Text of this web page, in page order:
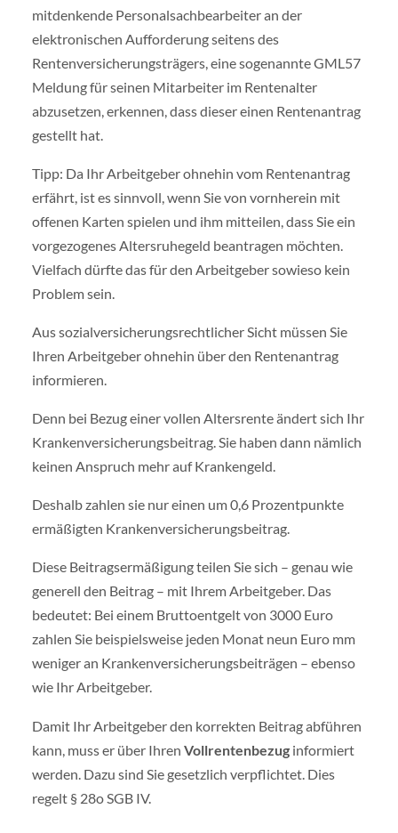
mitdenkende Personalsachbearbeiter an der
elektronischen Aufforderung seitens des
Rentenversicherungsträgers, eine sogenannte GML57
Meldung für seinen Mitarbeiter im Rentenalter
abzusetzen, erkennen, dass dieser einen Rentenantrag
gestellt hat.
Tipp: Da Ihr Arbeitgeber ohnehin vom Rentenantrag
erfährt, ist es sinnvoll, wenn Sie von vornherein mit
offenen Karten spielen und ihm mitteilen, dass Sie ein
vorgezogenes Altersruhegeld beantragen möchten.
Vielfach dürfte das für den Arbeitgeber sowieso kein
Problem sein.
Aus sozialversicherungsrechtlicher Sicht müssen Sie
Ihren Arbeitgeber ohnehin über den Rentenantrag
informieren.
Denn bei Bezug einer vollen Altersrente ändert sich Ihr
Krankenversicherungsbeitrag. Sie haben dann nämlich
keinen Anspruch mehr auf Krankengeld.
Deshalb zahlen sie nur einen um 0,6 Prozentpunkte
ermäßigten Krankenversicherungsbeitrag.
Diese Beitragsermäßigung teilen Sie sich – genau wie
generell den Beitrag – mit Ihrem Arbeitgeber. Das
bedeutet: Bei einem Bruttoentgelt von 3000 Euro
zahlen Sie beispielsweise jeden Monat neun Euro mm
weniger an Krankenversicherungsbeiträgen – ebenso
wie Ihr Arbeitgeber.
Damit Ihr Arbeitgeber den korrekten Beitrag abführen
kann, muss er über Ihren Vollrentenbezuginformiert
werden. Dazu sind Sie gesetzlich verpflichtet. Dies
regelt § 28o SGB IV.